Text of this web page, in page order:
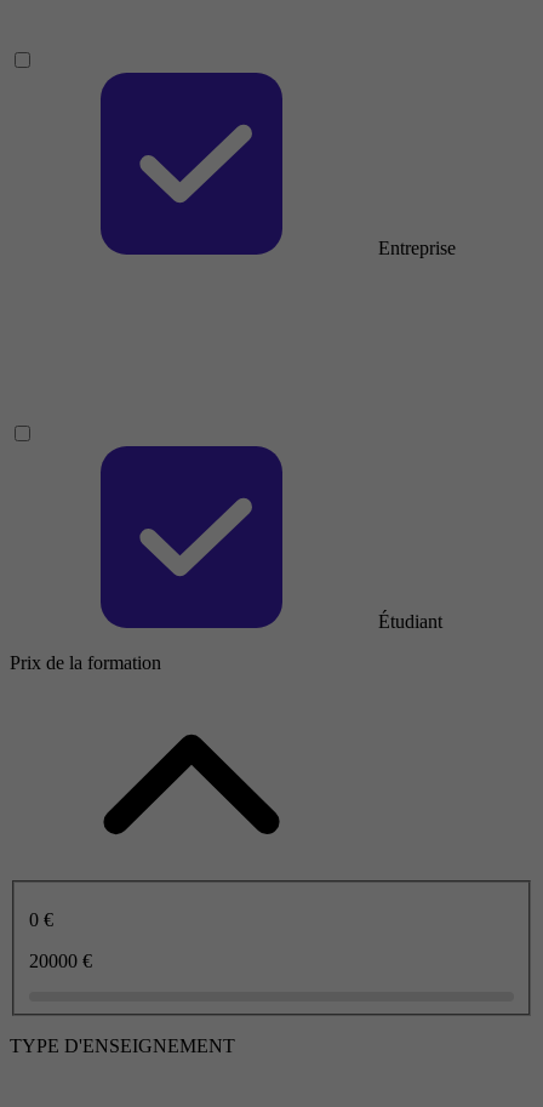
Entreprise
Étudiant
Prix de la formation
0 €
20000 €
TYPE D'ENSEIGNEMENT